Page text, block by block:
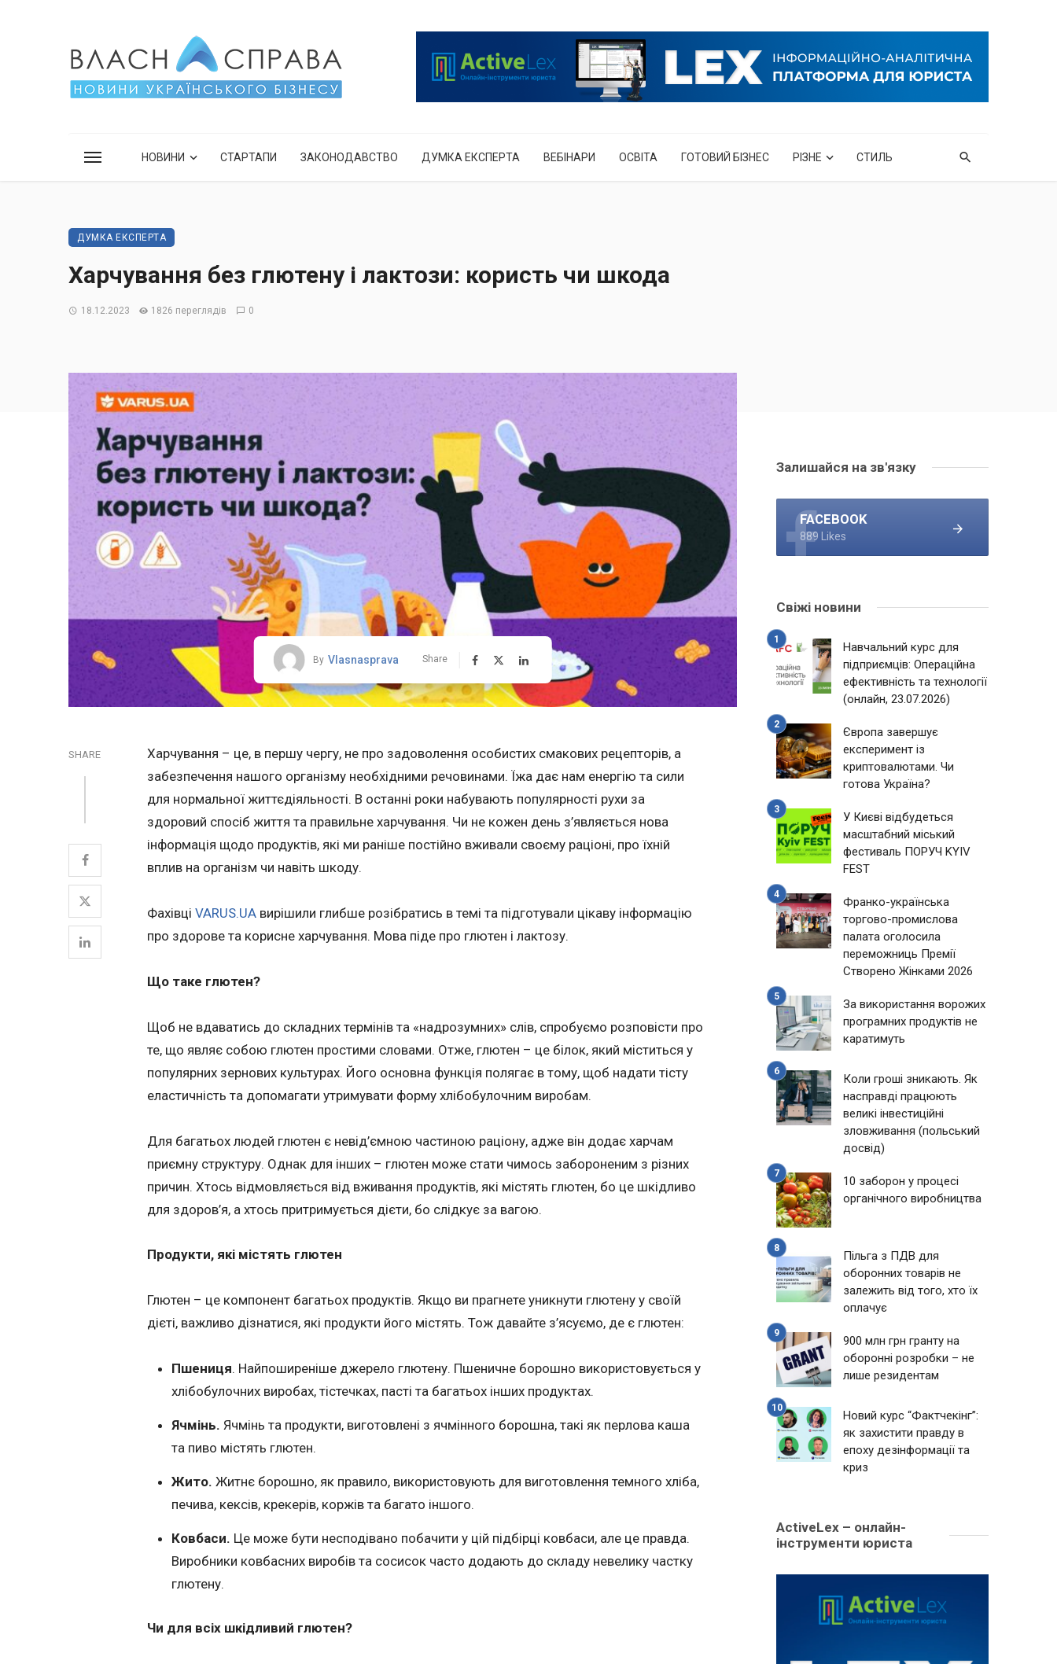
НОВИНИ СТАРТАПИ ЗАКОНОДАВСТВО ДУМКА ЕКСПЕРТА ВЕБІНАРИ ОСВІТА ГОТОВИЙ БІЗНЕС РІЗНЕ СТИЛЬ
ДУМКА ЕКСПЕРТА
Харчування без глютену і лактози: користь чи шкода
18.12.2023 1826 переглядів 0
By Vlasnasprava Share
SHARE
Харчування – це, в першу чергу, не про задоволення особистих смакових рецепторів, а
забезпечення нашого організму необхідними речовинами. Їжа дає нам енергію та сили
для нормальної життєдіяльності. В останні роки набувають популярності рухи за
здоровий спосіб життя та правильне харчування. Чи не кожен день з’являється нова
інформація щодо продуктів, які ми раніше постійно вживали своєму раціоні, про їхній
вплив на організм чи навіть шкоду.
Фахівці VARUS.UA вирішили глибше розібратись в темі та підготували цікаву інформацію
про здорове та корисне харчування. Мова піде про глютен і лактозу.
Що таке глютен?
Щоб не вдаватись до складних термінів та «надрозумних» слів, спробуємо розповісти про
те, що являє собою глютен простими словами. Отже, глютен – це білок, який міститься у
популярних зернових культурах. Його основна функція полягає в тому, щоб надати тісту
еластичність та допомагати утримувати форму хлібобулочним виробам.
Для багатьох людей глютен є невід’ємною частиною раціону, адже він додає харчам
приємну структуру. Однак для інших – глютен може стати чимось забороненим з різних
причин. Хтось відмовляється від вживання продуктів, які містять глютен, бо це шкідливо
для здоров’я, а хтось притримується дієти, бо слідкує за вагою.
Продукти, які містять глютен
Глютен – це компонент багатьох продуктів. Якщо ви прагнете уникнути глютену у своїй
дієті, важливо дізнатися, які продукти його містять. Тож давайте з’ясуємо, де є глютен:
Пшениця. Найпоширеніше джерело глютену. Пшеничне борошно використовується у
хлібобулочних виробах, тістечках, пасті та багатьох інших продуктах.
Ячмінь. Ячмінь та продукти, виготовлені з ячмінного борошна, такі як перлова каша
та пиво містять глютен.
Жито. Житнє борошно, як правило, використовують для виготовлення темного хліба,
печива, кексів, крекерів, коржів та багато іншого.
Ковбаси. Це може бути несподівано побачити у цій підбірці ковбаси, але це правда.
Виробники ковбасних виробів та сосисок часто додають до складу невелику частку
глютену.
Чи для всіх шкідливий глютен?
Залишайся на зв'язку
FACEBOOK
889 Likes
Свіжі новини
Навчальний курс для
підприємців: Операційна
ефективність та технології
(онлайн, 23.07.2026)
Європа завершує
експеримент із
криптовалютами. Чи
готова Україна?
У Києві відбудеться
масштабний міський
фестиваль ПОРУЧ KYIV
FEST
Франко-українська
торгово-промислова
палата оголосила
переможниць Премії
Створено Жінками 2026
За використання ворожих
програмних продуктів не
каратимуть
Коли гроші зникають. Як
насправді працюють
великі інвестиційні
зловживання (польський
досвід)
10 заборон у процесі
органічного виробництва
Пільга з ПДВ для
оборонних товарів не
залежить від того, хто їх
оплачує
900 млн грн гранту на
оборонні розробки – не
лише резидентам
Новий курс “Фактчекінг”:
як захистити правду в
епоху дезінформації та
криз
ActiveLex – онлайн-
інструменти юриста